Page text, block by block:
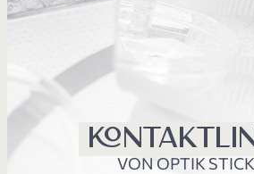
VON OPTIK